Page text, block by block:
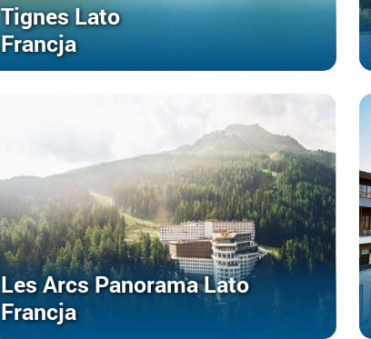
Tignes Lato
Francja
Les Arcs Panorama Lato
Francja